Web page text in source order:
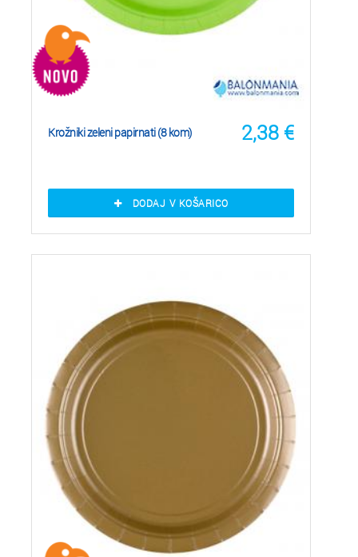
2,38 €
Krožniki zeleni papirnati (8 kom)
DODAJ V KOŠARICO